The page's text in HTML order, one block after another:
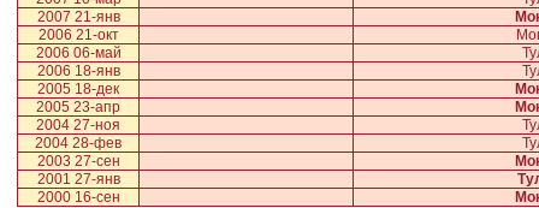
2007 21-янв
2006 21-окт
2006 06-май
2006 18-янв
2005 18-дек
2005 23-апр
2004 27-ноя
2004 28-фев
2003 27-сен
2001 27-янв
2000 16-сен